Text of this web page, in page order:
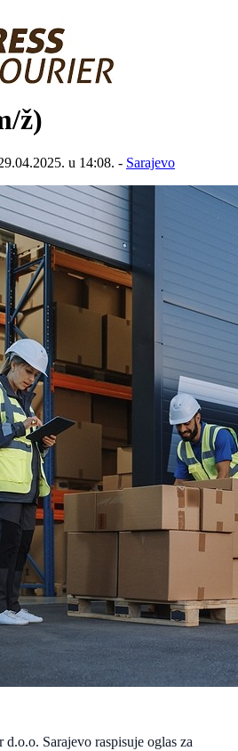
ž)
u 14:08. - Sarajevo
Sarajevo raspisuje oglas za